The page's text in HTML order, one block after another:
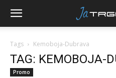
Tags Kemoboja-Dubrava
TAG: KEMOBOJA-
Promo